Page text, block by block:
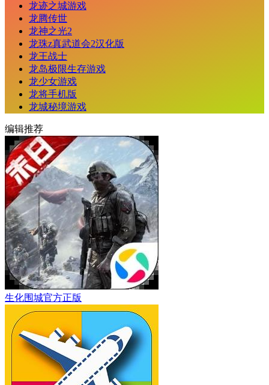
龙迹之城游戏
龙腾传世
龙神之光2
龙珠z真武道会2汉化版
龙王战士
龙岛极限生存游戏
龙少女游戏
龙将手机版
龙城秘境游戏
编辑推荐
生化围城官方正版